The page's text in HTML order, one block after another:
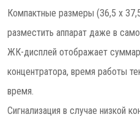
Компактные размеры (36,5 x
разместить аппарат даже в
ЖК-дисплей отображает
концентратора, время работы
время.
Сигнализация в случае низкой